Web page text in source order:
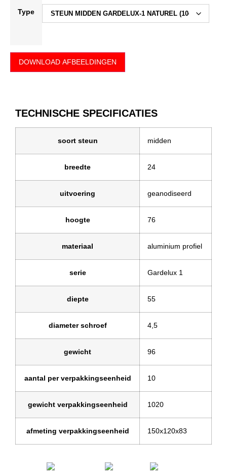
Type
DOWNLOAD AFBEELDINGEN
TECHNISCHE SPECIFICATIES
soort steun midden
breedte 24
uitvoering geanodiseerd
hoogte 76
materiaal aluminium profiel
serie Gardelux 1
diepte 55
diameter schroef 4,5
gewicht 96
aantal per verpakkingseenheid 10
gewicht verpakkingseenheid 1020
afmeting verpakkingseenheid 150x120x83